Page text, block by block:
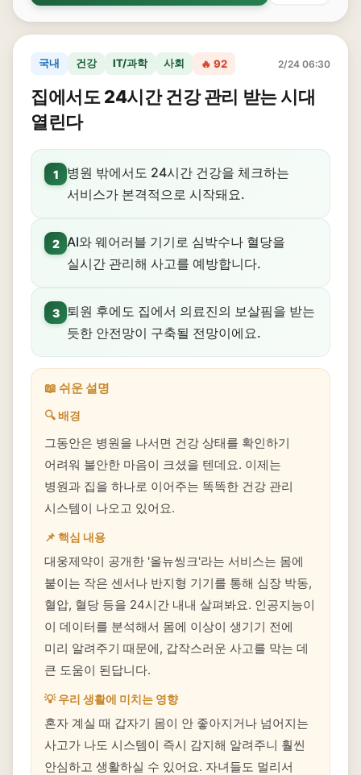
국내 건강 IT/과학 사회 🔥 92 2/24 06:30
집에서도 24시간 건강 관리 받는 시대
열린다
1
병원 밖에서도 24시간 건강을 체크하는
서비스가 본격적으로 시작돼요.
2 AI와 웨어러블 기기로 심박수나 혈당을
실시간 관리해 사고를 예방합니다.
3
퇴원 후에도 집에서 의료진의 보살핌을 받는
듯한 안전망이 구축될 전망이에요.
📖 쉬운 설명
🔍 배경
그동안은 병원을 나서면 건강 상태를 확인하기
어려워 불안한 마음이 크셨을 텐데요. 이제는
병원과 집을 하나로 이어주는 똑똑한 건강 관리
시스템이 나오고 있어요.
📌 핵심 내용
대웅제약이 공개한 '올뉴씽크'라는 서비스는 몸에
붙이는 작은 센서나 반지형 기기를 통해 심장 박동,
혈압, 혈당 등을 24시간 내내 살펴봐요. 인공지능이
이 데이터를 분석해서 몸에 이상이 생기기 전에
미리 알려주기 때문에, 갑작스러운 사고를 막는 데
큰 도움이 된답니다.
💡 우리 생활에 미치는 영향
혼자 계실 때 갑자기 몸이 안 좋아지거나 넘어지는
사고가 나도 시스템이 즉시 감지해 알려주니 훨씬
안심하고 생활하실 수 있어요. 자녀들도 멀리서